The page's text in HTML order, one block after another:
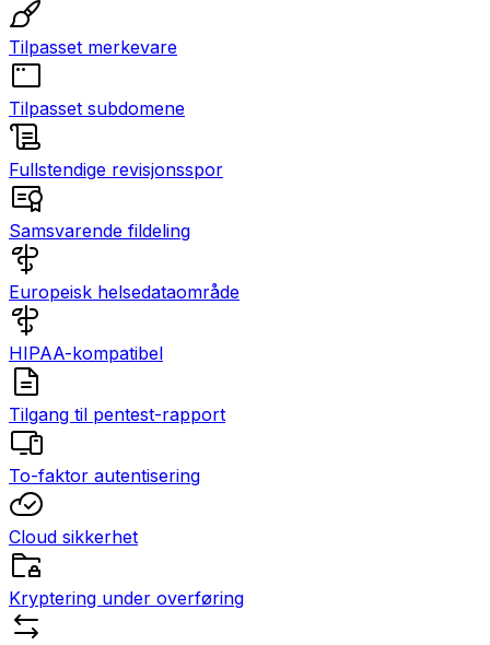
Tilpasset merkevare
Tilpasset subdomene
Fullstendige revisjonsspor
Samsvarende fildeling
Europeisk helsedataområde
HIPAA-kompatibel
Tilgang til pentest-rapport
To-faktor autentisering
Cloud sikkerhet
Kryptering under overføring